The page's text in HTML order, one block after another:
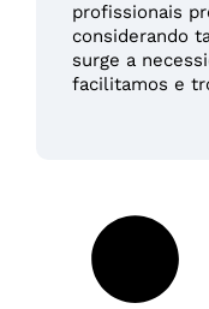
profissionais
considerando
surge a
facilitamos e